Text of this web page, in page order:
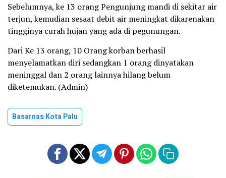
Sebelumnya, ke 13 orang Pengunjung mandi di sekitar air
terjun, kemudian sesaat debit air meningkat dikarenakan
tingginya curah hujan yang ada di pegunungan.
Dari Ke 13 orang, 10 Orang korban berhasil
menyelamatkan diri sedangkan 1 orang dinyatakan
meninggal dan 2 orang lainnya hilang belum
diketemukan. (Admin)
Basarnas Kota Palu